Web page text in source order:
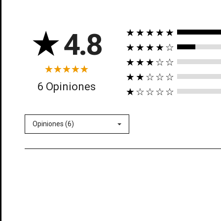
★4.8
6 Opiniones
★★★★★
★★★★☆
★★★☆☆
★★☆☆☆
★☆☆☆☆
Opiniones (6)